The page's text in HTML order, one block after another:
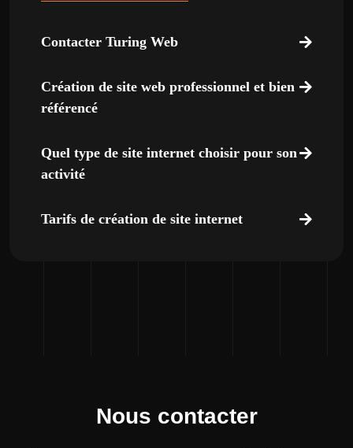
Contacter Turing Web
Création de site web professionnel et bien
référencé
Quel type de site internet choisir pour son
activité
Tarifs de création de site internet
Nous contacter